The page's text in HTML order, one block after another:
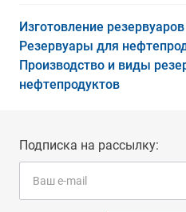
Изготовление
Резервуары для
Производство и виды
нефтепродуктов
Подписка на рассылку: